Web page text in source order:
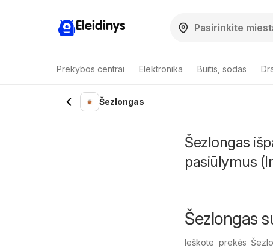
Eleidinys
Prekybos centrai Elektronika Buitis, sodas
Šezlongas
Šezlongas
pasiūlymus
Šezlongas
Ieškote prekės